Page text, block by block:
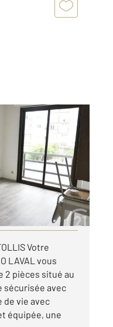
Votre
LAVAL vous
2 pièces situé au
sécurisée avec
de vie avec
équipée, une